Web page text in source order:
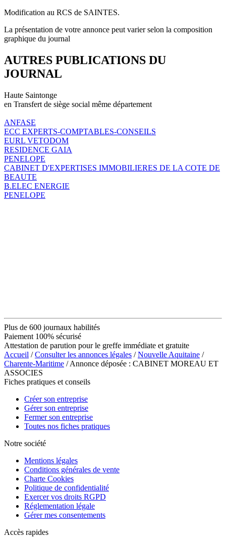
Modification au RCS de SAINTES.
La présentation de votre annonce peut varier selon la composition
graphique du journal
AUTRES PUBLICATIONS DU
JOURNAL
Haute Saintonge
en Transfert de siège social même département
ANFASE
ECC EXPERTS-COMPTABLES-CONSEILS
EURL VETODOM
RESIDENCE GAIA
PENELOPE
CABINET D'EXPERTISES IMMOBILIERES DE LA COTE DE
BEAUTE
B.ELEC ENERGIE
PENELOPE
Plus de 600 journaux habilités
Paiement 100% sécurisé
Attestation de parution pour le greffe immédiate et gratuite
Accueil /Consulter les annonces légales /Nouvelle Aquitaine /
Charente-Maritime / Annonce déposée : CABINET MOREAU ET
ASSOCIES
Fiches pratiques et conseils
Créer son entreprise
Gérer son entreprise
Fermer son entreprise
Toutes nos fiches pratiques
Notre société
Mentions légales
Conditions générales de vente
Charte Cookies
Politique de confidentialité
Exercer vos droits RGPD
Réglementation légale
Gérer mes consentements
Accès rapides